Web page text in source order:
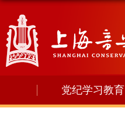
党纪学习教育